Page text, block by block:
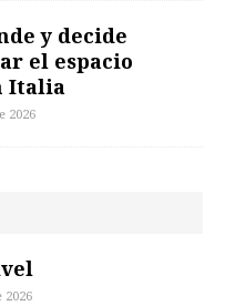
y decide
el espacio
Italia
2026
2026